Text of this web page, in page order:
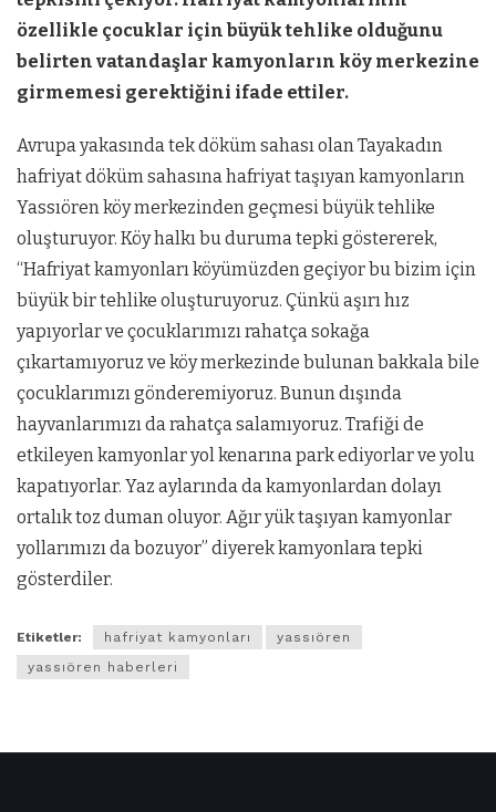
özellikle çocuklar için büyük tehlike olduğunu
belirten vatandaşlar kamyonların köy merkezine
girmemesi gerektiğini ifade ettiler.
Avrupa yakasında tek döküm sahası olan Tayakadın
hafriyat döküm sahasına hafriyat taşıyan kamyonların
Yassıören köy merkezinden geçmesi büyük tehlike
oluşturuyor. Köy halkı bu duruma tepki göstererek,
“Hafriyat kamyonları köyümüzden geçiyor bu bizim için
büyük bir tehlike oluşturuyoruz. Çünkü aşırı hız
yapıyorlar ve çocuklarımızı rahatça sokağa
çıkartamıyoruz ve köy merkezinde bulunan bakkala bile
çocuklarımızı gönderemiyoruz. Bunun dışında
hayvanlarımızı da rahatça salamıyoruz. Trafiği de
etkileyen kamyonlar yol kenarına park ediyorlar ve yolu
kapatıyorlar. Yaz aylarında da kamyonlardan dolayı
ortalık toz duman oluyor. Ağır yük taşıyan kamyonlar
yollarımızı da bozuyor” diyerek kamyonlara tepki
gösterdiler.
Etiketler: hafriyat kamyonları
yassıören
yassıören haberleri